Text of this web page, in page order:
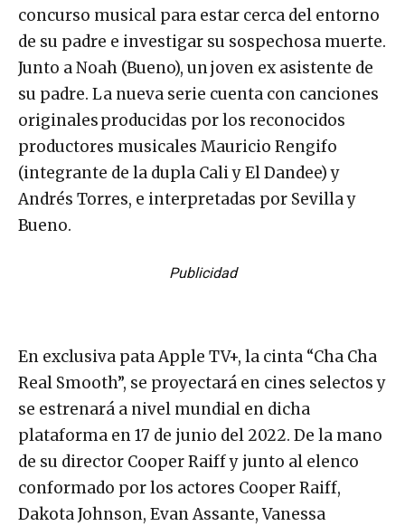
concurso musical para estar cerca del entorno
de su padre e investigar su sospechosa muerte.
Junto a Noah (Bueno), un joven ex asistente de
su padre. La nueva serie cuenta con canciones
originales producidas por los reconocidos
productores musicales Mauricio Rengifo
(integrante de la dupla Cali y El Dandee) y
Andrés Torres, e interpretadas por Sevilla y
Bueno.
Publicidad
En exclusiva pata Apple TV+, la cinta “Cha Cha
Real Smooth”, se proyectará en cines selectos y
se estrenará a nivel mundial en dicha
plataforma en 17 de junio del 2022. De la mano
de su director Cooper Raiff y junto al elenco
conformado por los actores Cooper Raiff,
Dakota Johnson, Evan Assante, Vanessa